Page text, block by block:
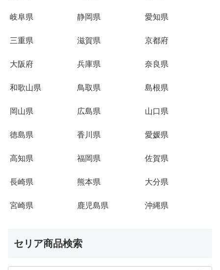
岐阜県 静岡県 愛知県
三重県 滋賀県 京都府
大阪府 兵庫県 奈良県
和歌山県 鳥取県 島根県
岡山県 広島県 山口県
徳島県 香川県 愛媛県
高知県 福岡県 佐賀県
長崎県 熊本県 大分県
宮崎県 鹿児島県 沖縄県
セリア商品検索